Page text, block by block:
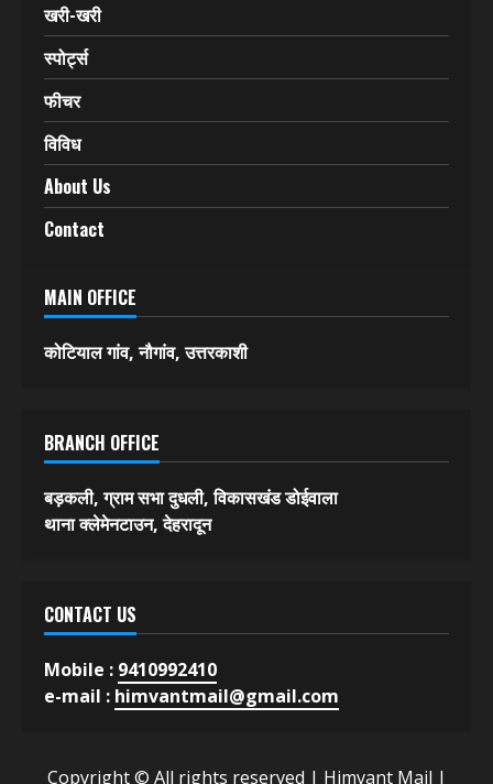
खरी-खरी
स्पोर्ट्स
फीचर
विविध
About Us
Contact
MAIN OFFICE
कोटियाल गांव, नौगांव, उत्तरकाशी
BRANCH OFFICE
बड़कली, ग्राम सभा दुधली, विकासखंड डोईवाला
थाना क्लेमेनटाउन, देहरादून
CONTACT US
Mobile : 9410992410
e-mail : himvantmail@gmail.com
Copyright © All rights reserved | Himvant Mail |